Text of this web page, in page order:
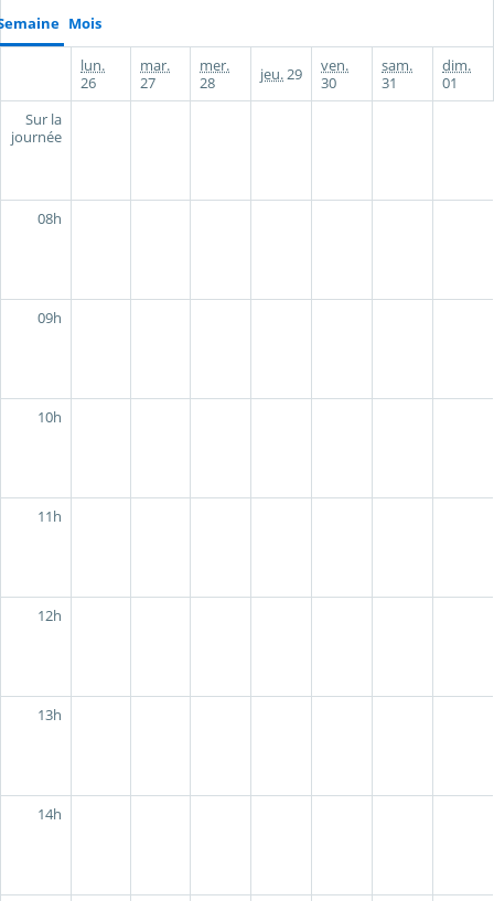
Mois
lun.
26
mar.
27
mer.
28
jeu.29
ven.
30
sam.
31
dim.
01
Sur la
journée
08h
09h
10h
11h
12h
13h
14h